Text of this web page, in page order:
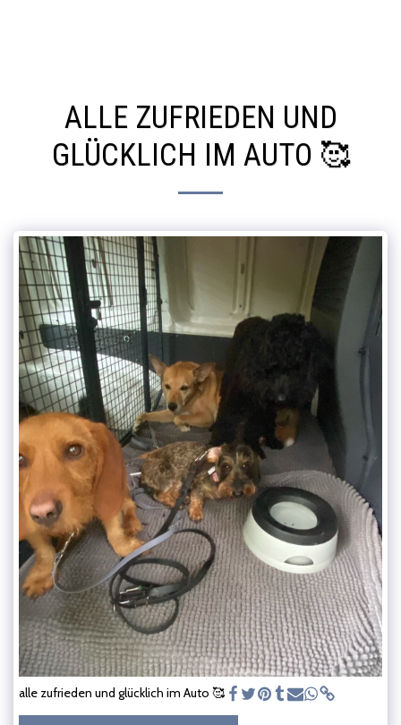
ALLE ZUFRIEDEN UND
GLÜCKLICH IM AUTO 🥰
alle zufrieden und glücklich im Auto 🥰